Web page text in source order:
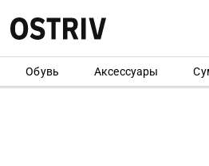
Обувь Аксессуары